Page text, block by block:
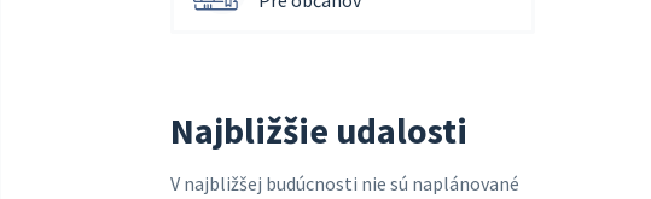
Najbližšie udalosti
V najbližšej budúcnosti nie sú naplánované